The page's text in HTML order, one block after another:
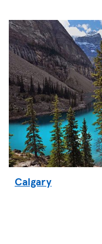
Calgary